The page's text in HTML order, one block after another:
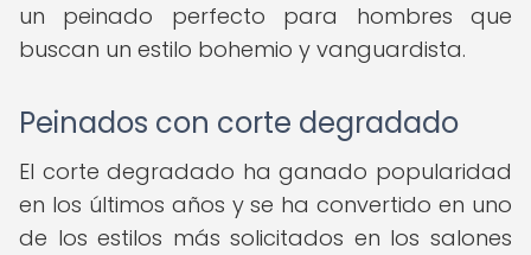
un peinado perfecto para hombres que
buscan un estilo bohemio y vanguardista.
Peinados con corte degradado
El corte degradado ha ganado popularidad
en los últimos años y se ha convertido en uno
de los estilos más solicitados en los salones